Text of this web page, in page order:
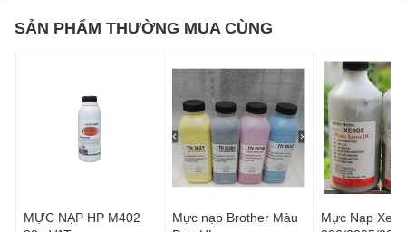
SẢN PHẨM THƯỜNG MUA CÙNG
MỰC NẠP HP M402
Mực nạp Brother Màu
Mực Nạp